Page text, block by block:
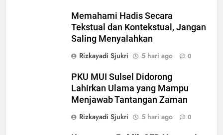
Memahami Hadis Secara
Tekstual dan Kontekstual, Jangan
Saling Menyalahkan
Rizkayadi Sjukri
5 hari ago 0
PKU MUI Sulsel Didorong
Lahirkan Ulama yang Mampu
Menjawab Tantangan Zaman
Rizkayadi Sjukri
5 hari ago 0
CATATAN PKU 2026: Perdalam
Qawaʿid Fiqhiyyah, Arham
Ahmad: Ilmu Harus Menjadi
NEWS